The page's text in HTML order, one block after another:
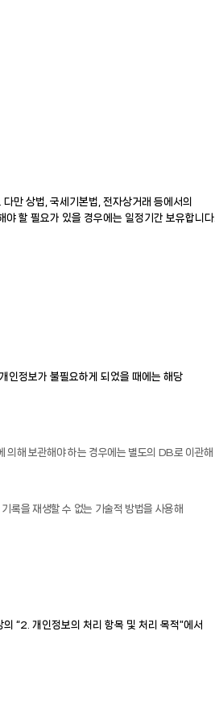
만 상법, 국세기본법, 전자상거래 등에서의
할 필요가 있을 경우에는 일정기간 보유합니다.
인정보가 불필요하게 되었을 때에는 해당
의해 보관해야 하는 경우에는 별도의 DB로 이관해
록을 재생할 수 없는 기술적 방법을 사용해
“2. 개인정보의 처리 항목 및 처리 목적”에서